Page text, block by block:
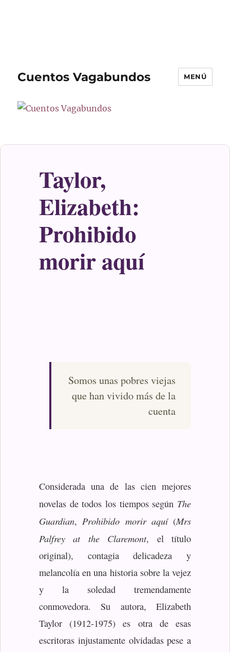
Cuentos Vagabundos MENÚ
Taylor,
Elizabeth:
Prohibido
morir aquí
Somos unas pobres viejas
que han vivido más de la
cuenta
Considerada una de las cien mejores
novelas de todos los tiempos según The
Guardian,Prohibido morir aquí (Mrs
Palfrey at the Claremont, el título
original), contagia delicadeza y
melancolía en una historia sobre la vejez
y la soledad tremendamente
conmovedora. Su autora, Elizabeth
Taylor (1912-1975) es otra de esas
escritoras injustamente olvidadas pese a